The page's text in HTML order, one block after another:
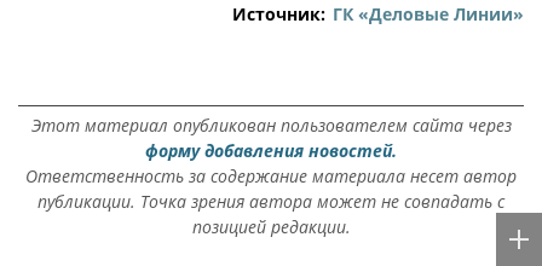
Источник: ГК «Деловые Линии»
Этот материал опубликован пользователем сайта через
форму добавления новостей.
Ответственность за содержание материала несет автор
публикации. Точка зрения автора может не совпадать с
позицией редакции.